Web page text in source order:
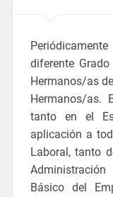
diferente
Hermanos/as
Hermanos/as.
tanto en el
aplicación a
Laboral, tanto
Básico del